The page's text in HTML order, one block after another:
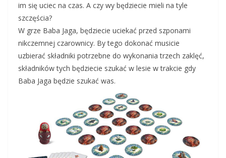
im się uciec na czas. A czy wy będziecie mieli na tyle
szczęścia?
W grze Baba Jaga, będziecie uciekać przed szponami
nikczemnej czarownicy. By tego dokonać musicie
uzbierać składniki potrzebne do wykonania trzech zaklęć,
składników tych będziecie szukać w lesie w trakcie gdy
Baba Jaga będzie szukać was.